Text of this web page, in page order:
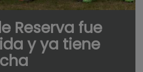
Reserva fue
y ya tiene